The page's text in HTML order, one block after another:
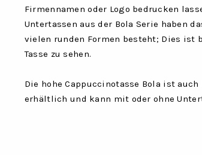
Firmennamen oder Logo bedrucken
Untertassen aus der Bola Serie haben
vielen runden Formen besteht; Dies ist
Tasse zu sehen.
Die hohe Cappuccinotasse Bola ist
erhältlich und kann mit oder ohne